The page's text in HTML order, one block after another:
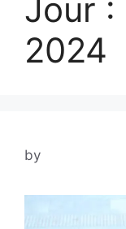
Jour :
2024
by